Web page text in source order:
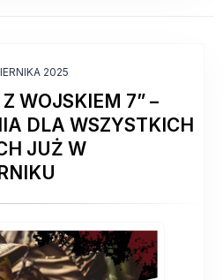
2025
WOJSKIEM 7” –
DLA WSZYSTKICH
JUŻ W